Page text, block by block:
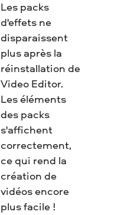
Les packs
d'effets ne
disparaissent
plus après la
réinstallation de
Video Editor.
Les éléments
des packs
s'affichent
correctement,
ce qui rend la
création de
vidéos encore
plus facile !